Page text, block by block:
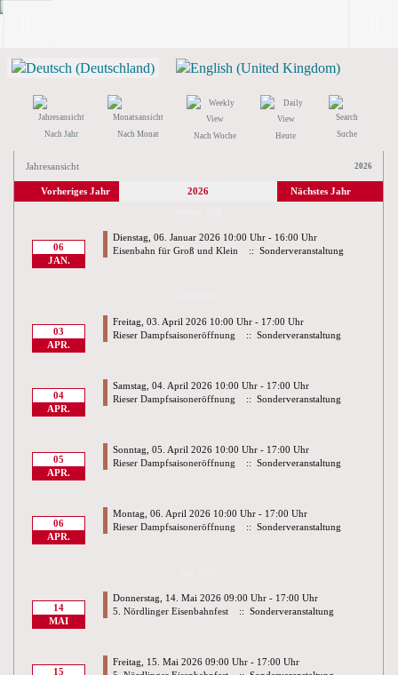
Nach Jahr Nach Monat Nach Woche Heute Suche
Jahresansicht 2026
Vorheriges Jahr 2026 Nächstes Jahr
06
JAN.
Dienstag, 06. Januar 2026 10:00 Uhr - 16:00 Uhr
Eisenbahn für Groß und Klein
:: Sonderveranstaltung
03
APR.
Freitag, 03. April 2026 10:00 Uhr - 17:00 Uhr
Rieser Dampfsaisoneröffnung
:: Sonderveranstaltung
04
APR.
Samstag, 04. April 2026 10:00 Uhr - 17:00 Uhr
Rieser Dampfsaisoneröffnung
:: Sonderveranstaltung
05
APR.
Sonntag, 05. April 2026 10:00 Uhr - 17:00 Uhr
Rieser Dampfsaisoneröffnung
:: Sonderveranstaltung
06
APR.
Montag, 06. April 2026 10:00 Uhr - 17:00 Uhr
Rieser Dampfsaisoneröffnung
:: Sonderveranstaltung
14
MAI
Donnerstag, 14. Mai 2026 09:00 Uhr - 17:00 Uhr
5. Nördlinger Eisenbahnfest
:: Sonderveranstaltung
15
Freitag, 15. Mai 2026 09:00 Uhr - 17:00 Uhr